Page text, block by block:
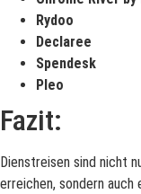
Rydoo
Declaree
Spendesk
Pleo
Fazit:
Dienstreisen sind nicht
erreichen, sondern auch